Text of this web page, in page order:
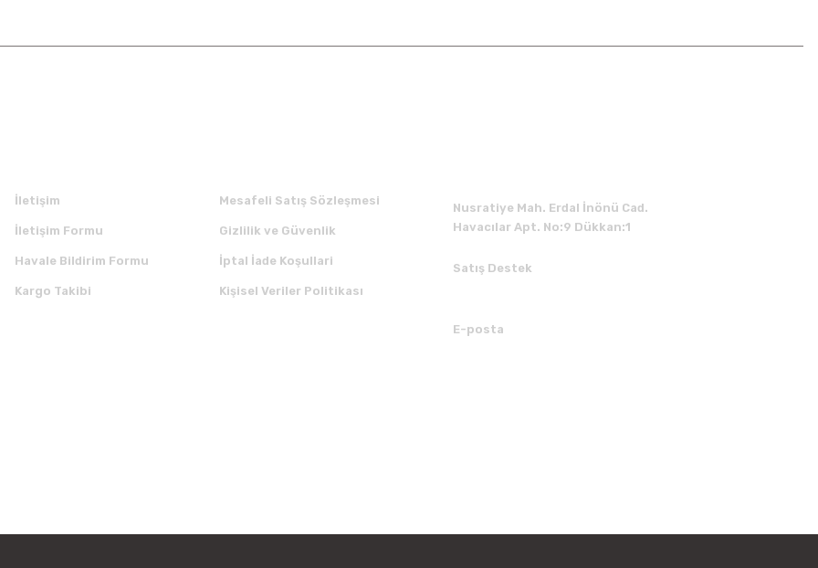
İletişim
İletişim Formu
Havale Bildirim Formu
Kargo Takibi
Mesafeli Satış Sözleşmesi
Gizlilik ve Güvenlik
İptal İade Koşullari
Kişisel Veriler Politikası
Nusratiye Mah. Erdal İnönü Cad.
Havacılar Apt. No:9 Dükkan:1
Satış Destek
E-posta